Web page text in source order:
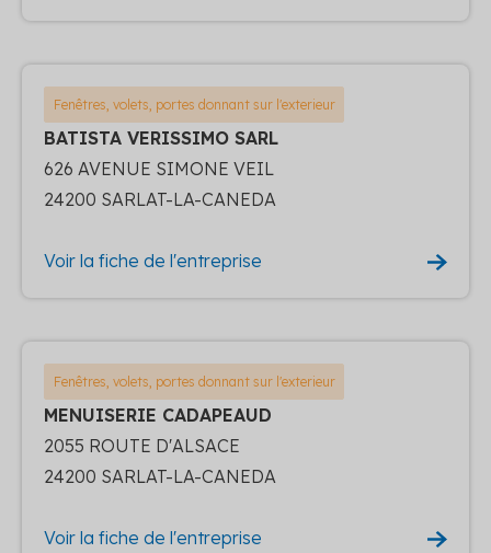
Fenêtres, volets, portes donnant sur l'exterieur
BATISTA VERISSIMO SARL
626 AVENUE SIMONE VEIL
24200 SARLAT-LA-CANEDA
Voir la fiche de l'entreprise
Fenêtres, volets, portes donnant sur l'exterieur
MENUISERIE CADAPEAUD
2055 ROUTE D'ALSACE
24200 SARLAT-LA-CANEDA
Voir la fiche de l'entreprise